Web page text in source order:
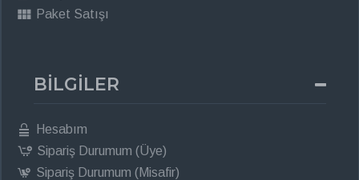
Paket Satışı
BİLGİLER
Hesabım
Sipariş Durumum (Üye)
Sipariş Durumum (Misafir)